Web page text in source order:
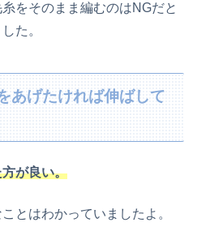
をそのまま編むのはNGだと
た。
あげたければ伸ばして
が良い。
とはわかっていましたよ。